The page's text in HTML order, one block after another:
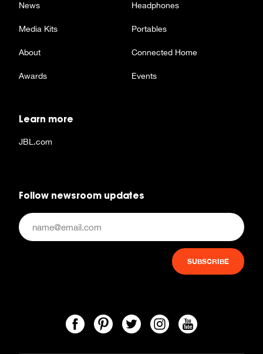
News
Media Kits
About
Awards
Headphones
Portables
Connected Home
Events
Learn more
JBL.com
Follow newsroom updates